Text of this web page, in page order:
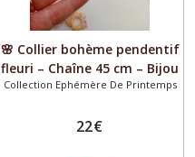
🌸 Collier bohème pendentif
fleuri – Chaîne 45 cm – Bijou
artisanal – Collection
chic – Idée cadeau femme
Collection Ephémère De Printemps
22€